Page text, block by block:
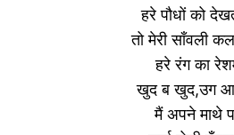
हरे पौधों को
तो मेरी साँवली
हरे रंग का
खुद ब खुद,उग
मैं अपने माथे